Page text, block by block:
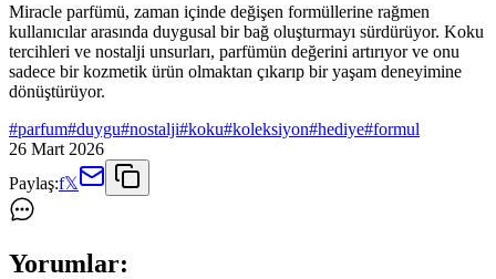
Miracle parfümü, zaman içinde değişen formüllerine rağmen
kullanıcılar arasında duygusal bir bağ oluşturmayı sürdürüyor. Koku
tercihleri ve nostalji unsurları, parfümün değerini artırıyor ve onu
sadece bir kozmetik ürün olmaktan çıkarıp bir yaşam deneyimine
dönüştürüyor.
#parfum#duygu#nostalji#koku#koleksiyon#hediye#formul
26 Mart 2026
Paylaş:f𝕏
Yorumlar: